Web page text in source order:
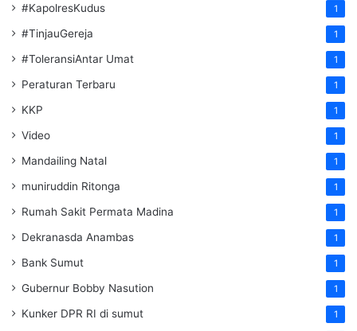
#KapolresKudus 1
#TinjauGereja 1
#ToleransiAntar Umat 1
Peraturan Terbaru 1
KKP 1
Video 1
Mandailing Natal 1
muniruddin Ritonga 1
Rumah Sakit Permata Madina 1
Dekranasda Anambas 1
Bank Sumut 1
Gubernur Bobby Nasution 1
Kunker DPR RI di sumut 1